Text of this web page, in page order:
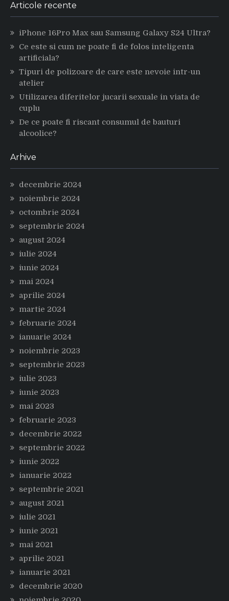
Articole recente
iPhone 16Pro Max sau Samsung Galaxy S24 Ultra?
Ce este si cum ne poate fi de folos inteligenta
artificiala?
Tipuri de polizoare de care este nevoie intr-un
atelier
Utilizarea diferitelor jucarii sexuale in viata de
cuplu
De ce poate fi riscant consumul de bauturi
alcoolice?
Arhive
decembrie 2024
noiembrie 2024
octombrie 2024
septembrie 2024
august 2024
iulie 2024
iunie 2024
mai 2024
aprilie 2024
martie 2024
februarie 2024
ianuarie 2024
noiembrie 2023
septembrie 2023
iulie 2023
iunie 2023
mai 2023
februarie 2023
decembrie 2022
septembrie 2022
iunie 2022
ianuarie 2022
septembrie 2021
august 2021
iulie 2021
iunie 2021
mai 2021
aprilie 2021
ianuarie 2021
decembrie 2020